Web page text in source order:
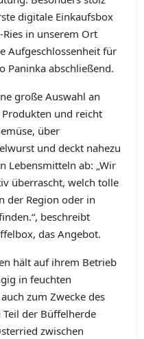
digitale Einkaufsbox
in unserem Ort
Aufgeschlossenheit für
Paninka abschließend.
große Auswahl an
und reicht
über
und deckt nahezu
Lebensmitteln ab: „Wir
überrascht, welch tolle
der Region oder in
beschreibt
das Angebot.
hält auf ihrem Betrieb
in feuchten
zum Zwecke des
der Büffelherde
zwischen